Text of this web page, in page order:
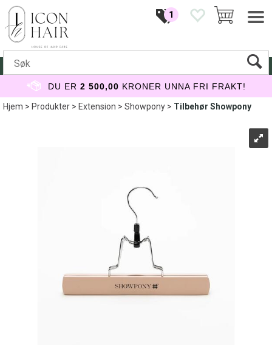
1
DU ER 2 500,00 KRONER UNNA FRI FRAKT!
Hjem>Produkter>Extension>Showpony>Tilbehør Showpony